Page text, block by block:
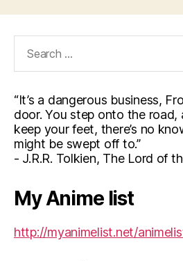
“It’s a dangerous business,
door. You step onto the road,
keep your feet, there’s no
might be swept off to.”
- J.R.R. Tolkien, The Lord of
My Anime list
http://myanimelist.net/